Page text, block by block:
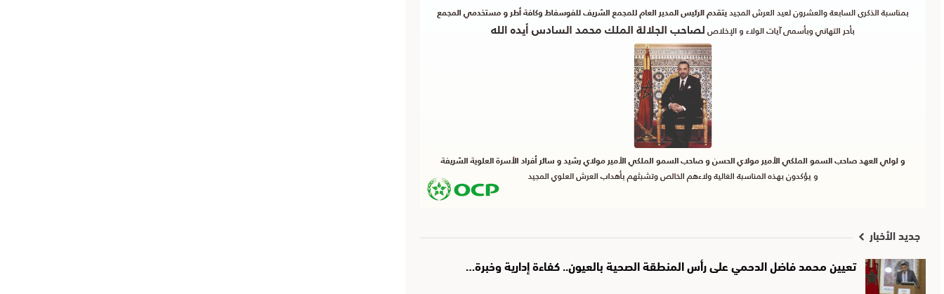
جديد الأخبار
تعيين محمد فاضل الدحمي على رأس المنطقة الصحية بالعيون.. كفاءة إدارية وخبرة…